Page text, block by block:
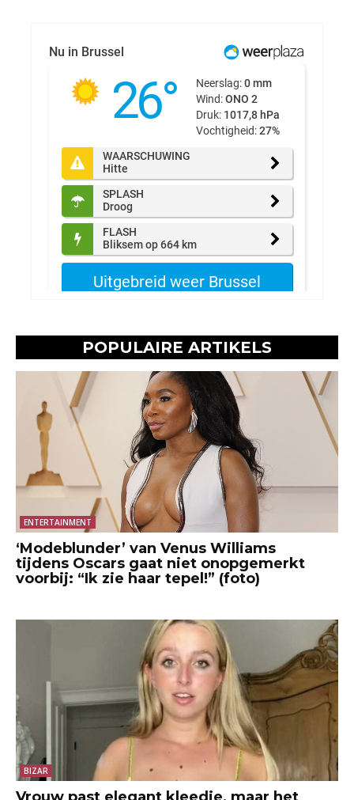
POPULAIRE ARTIKELS
ENTERTAINMENT
‘Modeblunder’ van Venus Williams
tijdens Oscars gaat niet onopgemerkt
voorbij: “Ik zie haar tepel!” (foto)
BIZAR